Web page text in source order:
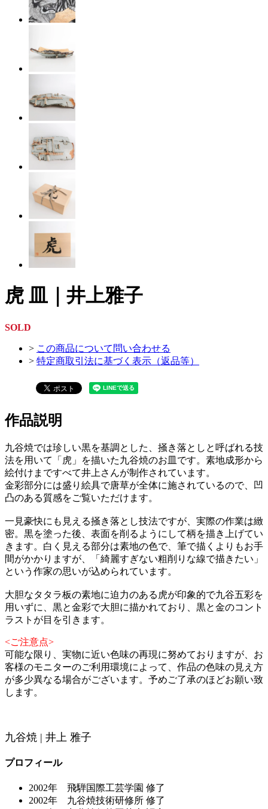
虎 皿｜井上雅子
SOLD
> この商品について問い合わせる
> 特定商取引法に基づく表示（返品等）
作品説明
九谷焼では珍しい黒を基調とした、掻き落としと呼ばれる技
法を用いて「虎」を描いた九谷焼のお皿です。素地成形から
絵付けまですべて井上さんが制作されています。
金彩部分には盛り絵具で唐草が全体に施されているので、凹
凸のある質感をご覧いただけます。
一見豪快にも見える掻き落とし技法ですが、実際の作業は緻
密。黒を塗った後、表面を削るようにして柄を描き上げてい
きます。白く見える部分は素地の色で、筆で描くよりもお手
間がかかりますが、「綺麗すぎない粗削りな線で描きたい」
という作家の思いが込められています。
大胆なタタラ板の素地に迫力のある虎が印象的で九谷五彩を
用いずに、黒と金彩で大胆に描かれており、黒と金のコント
ラストが目を引きます。
<ご注意点>
可能な限り、実物に近い色味の再現に努めておりますが、お
客様のモニターのご利用環境によって、作品の色味の見え方
が多少異なる場合がございます。予めご了承のほどお願い致
します。
九谷焼 | 井上 雅子
プロフィール
2002年 飛騨国際工芸学園 修了
2002年 九谷焼技術研修所 修了